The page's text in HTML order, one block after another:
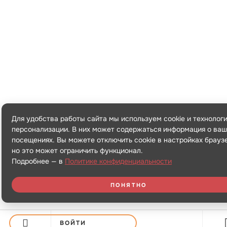
ВОЙТИ
Для удобства работы сайта мы используем cookie и
персонализации. В них может содержаться информация о
посещениях. Вы можете отключить cookie в настройках
но это может ограничить функционал.
Подробнее — в Политике конфиденциальности
ПОНЯТНО